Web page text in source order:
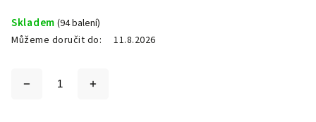
Skladem (94 balení)
Můžeme doručit do:
11.8.2026